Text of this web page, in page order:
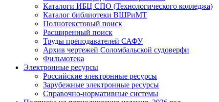
Каталоги ИБЦ СПО (Технологического колледжа)
Каталог библиотеки ВШРиМТ
Полнотекстовый поиск
Расширенный поиск
Труды преподавателей САФУ
Архив чертежей Соломбальской судоверфи
Фильмотека
Электронные ресурсы
Российские электронные ресурсы
Зарубежные электронные ресурсы
Справочно-нормативные системы